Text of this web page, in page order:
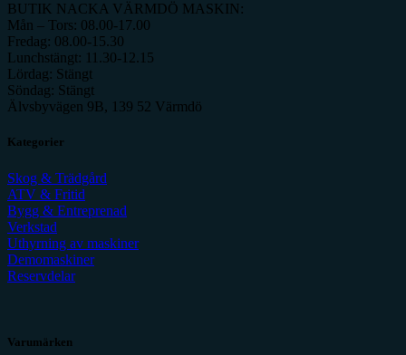
BUTIK NACKA VÄRMDÖ MASKIN:
Mån – Tors: 08.00-17.00
Fredag: 08.00-15.30
Lunchstängt: 11.30-12.15
Lördag: Stängt
Söndag: Stängt
Älvsbyvägen 9B, 139 52 Värmdö
Kategorier
Skog & Trädgård
ATV & Fritid
Bygg & Entreprenad
Verkstad
Uthyrning av maskiner
Demomaskiner
Reservdelar
Varumärken